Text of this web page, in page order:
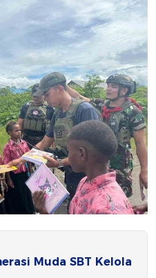
Muda SBT Kelola